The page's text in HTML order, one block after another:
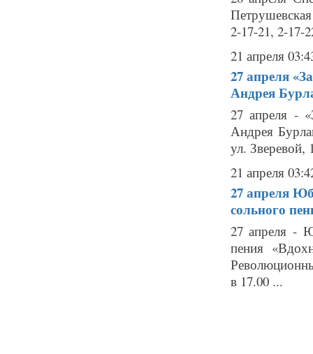
2-17-21, 2-17-
21 апреля
27 апреля
Андрея
27 апреля -
Андрея
ул. Зверевой,
21 апреля
27 апреля
сольного
27 апреля -
пения
в 17.00 ...